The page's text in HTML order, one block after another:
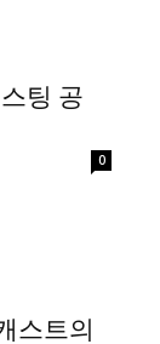
팅 공
0
스트의